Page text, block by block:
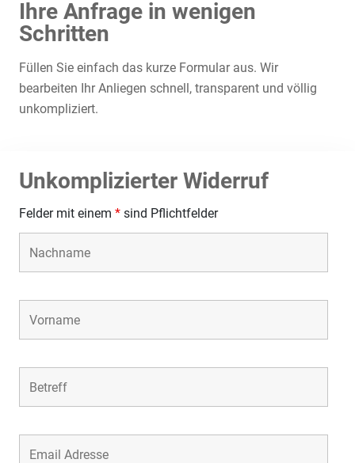
Ihre Anfrage in wenigen
Schritten
Füllen Sie einfach das kurze Formular aus. Wir
bearbeiten Ihr Anliegen schnell, transparent und völlig
unkompliziert.
Unkomplizierter Widerruf
Felder mit einem * sind Pflichtfelder